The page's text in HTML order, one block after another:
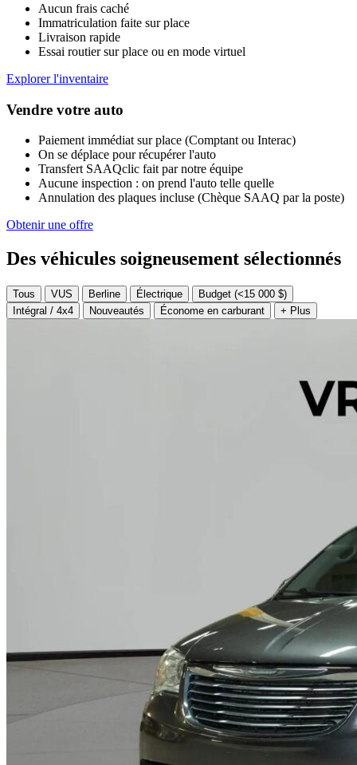
Aucun frais caché
Immatriculation faite sur place
Livraison rapide
Essai routier sur place ou en mode virtuel
Explorer l'inventaire
Vendre votre auto
Paiement immédiat sur place (Comptant ou Interac)
On se déplace pour récupérer l'auto
Transfert SAAQclic fait par notre équipe
Aucune inspection : on prend l'auto telle quelle
Annulation des plaques incluse (Chèque SAAQ par la poste)
Obtenir une offre
Des véhicules soigneusement sélectionnés
Tous VUS Berline Électrique
Budget (<15 000 $)
Intégral / 4x4
Nouveautés Économe en carburant + Plus